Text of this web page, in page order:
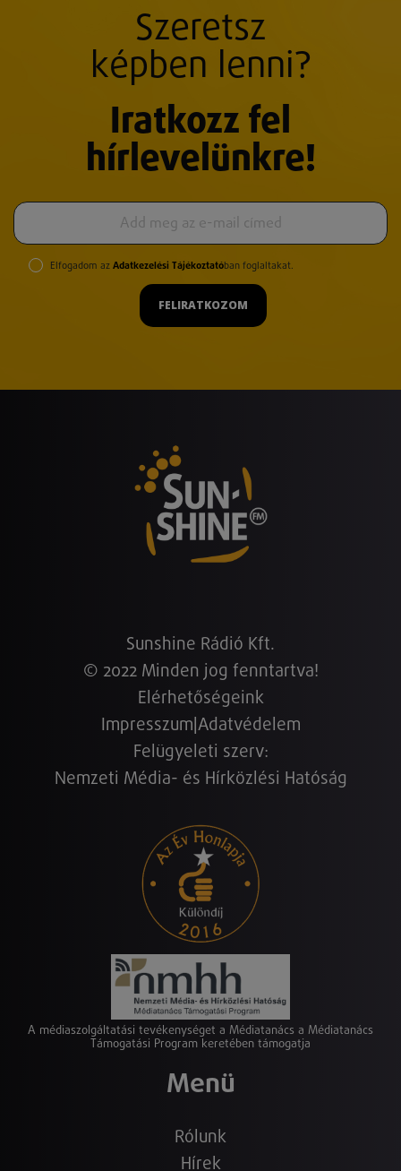
Szeretsz
képben lenni?
Iratkozz fel
hírlevelünkre!
Elfogadom az Adatkezelési Tájékoztatóban foglaltakat.
FELIRATKOZOM
Sunshine Rádió Kft.
© 2022 Minden jog fenntartva!
Elérhetőségeink
Impresszum Adatvédelem
Felügyeleti szerv:
Nemzeti Média- és Hírközlési Hatóság
A médiaszolgáltatási tevékenységet a Médiatanács a Médiatanács
Támogatási Program keretében támogatja
Menü
Rólunk
Hírek